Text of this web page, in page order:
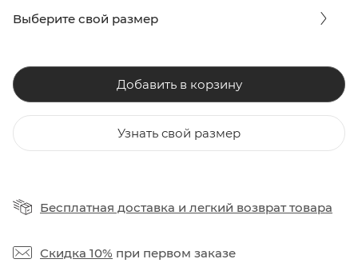
Выберите свой размер
Добавить в корзину
Узнать свой размер
Бесплатная доставка и легкий возврат товара
Скидка 10% при первом заказе